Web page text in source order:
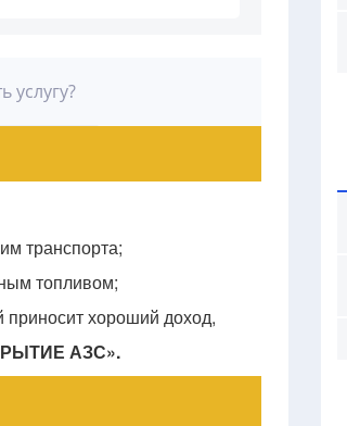
услугу?
транспорта;
топливом;
хороший доход,
АЗС».